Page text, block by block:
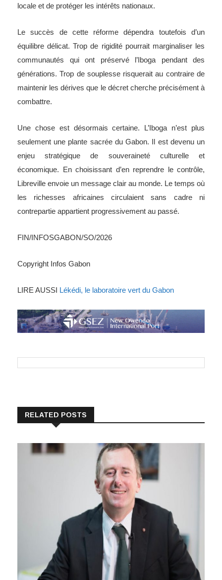
locale et de protéger les intérêts nationaux.
Le succès de cette réforme dépendra toutefois d’un
équilibre délicat. Trop de rigidité pourrait marginaliser les
communautés qui ont préservé l’Iboga pendant des
générations. Trop de souplesse risquerait au contraire de
maintenir les dérives que le décret cherche précisément à
combattre.
Une chose est désormais certaine. L’Iboga n’est plus
seulement une plante sacrée du Gabon. Il est devenu un
enjeu stratégique de souveraineté culturelle et
économique. En choisissant d’en reprendre le contrôle,
Libreville envoie un message clair au monde. Le temps où
les richesses africaines circulaient sans cadre ni
contrepartie appartient progressivement au passé.
FIN/INFOSGABON/SO/2026
Copyright Infos Gabon
LIRE AUSSI Lékédi, le laboratoire vert du Gabon
RELATED POSTS